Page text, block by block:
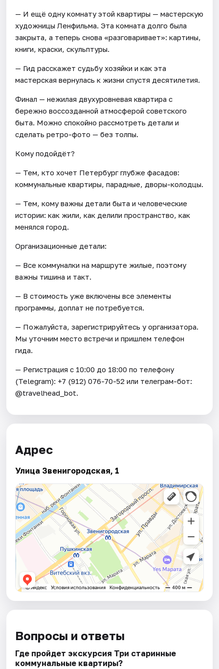
— И ещё одну комнату этой квартиры — мастерскую
художницы Ленфильма. Эта комната долго была
закрыта, а теперь снова «разговаривает»: картины,
книги, краски, скульптуры.
— Гид расскажет судьбу хозяйки и как эта
мастерская вернулась к жизни спустя десятилетия.
Финал — нежилая двухуровневая квартира с
бережно воссозданной атмосферой советского
быта. Можно спокойно рассмотреть детали и
сделать ретро-фото — без толпы.
Кому подойдёт?
— Тем, кто хочет Петербург глубже фасадов:
коммунальные квартиры, парадные, дворы-колодцы.
— Тем, кому важны детали быта и человеческие
истории: как жили, как делили пространство, как
менялся город.
Организационные детали:
— Все коммуналки на маршруте жилые, поэтому
важны тишина и такт.
— В стоимость уже включены все элементы
программы, доплат не потребуется.
— Пожалуйста, зарегистрируйтесь у организатора.
Мы уточним место встречи и пришлем телефон
гида.
— Регистрация c 10:00 до 18:00 по телефону
(Telegram): +7 (912) 076-70-52 или телеграм-бот:
@travelhead_bot.
Адрес
Улица Звенигородская, 1
Вопросы и ответы
Где пройдет экскурсия Три старинные
коммунальные квартиры?